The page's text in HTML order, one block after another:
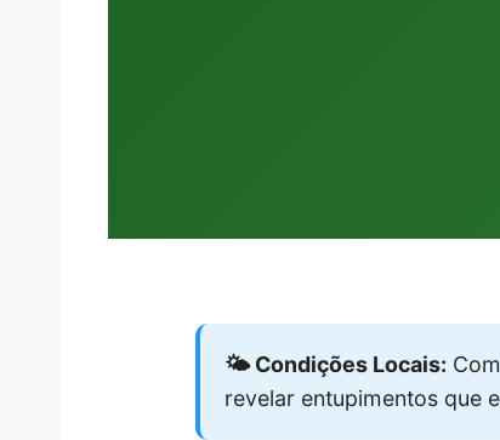
🌤️ Condições Locais:
revelar entupimentos que